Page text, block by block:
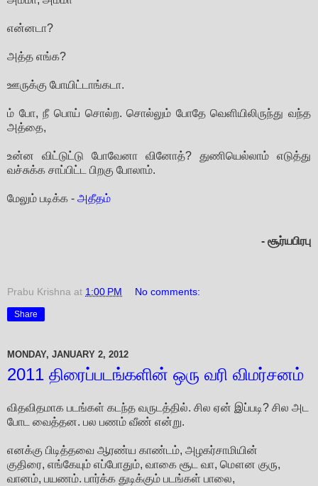
என்னடா?
அத்த எங்க?
ஊருக்கு போயிட்டாங்கடா.
ம் போ, நீ பொய் சொல்ற. சொல்லும் போதே வெளியிலிருந்து வந்த
அத்தை,
உன்ன விட்டுட்டு போவேனா வினோத்? துணியெல்லாம் எடுத்து
வச்சுக்க சாப்பிட்ட பிறகு போலாம்.
மேலும் படிக்க - அதீதம்
- சூர்யபிரபு
Prabu Krishna at 1:00 PM No comments:
Share
MONDAY, JANUARY 2, 2012
2011 திரைப்படங்களின் ஒரு வரி விமர்சனம்
விதவிதமாக படங்கள் கடந்த வருடத்தில். சில ஏன் இப்படி? சில அட
போட வைத்தன. பல பணம் வீண் என்று.
எனக்கு பிடித்தவை ஆரண்ய காண்டம், அழகர்சாமியின்
குதிரை, எங்கேயும் எப்போதும், வாகை சூட வா, மௌன குரு,
வானம், பயணம். பார்க்க துடிக்கும் படங்கள் பாலை,